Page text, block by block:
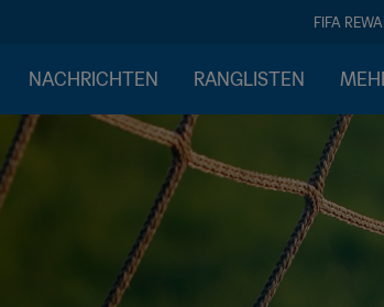
FIFA
NACHRICHTEN RANGLISTEN